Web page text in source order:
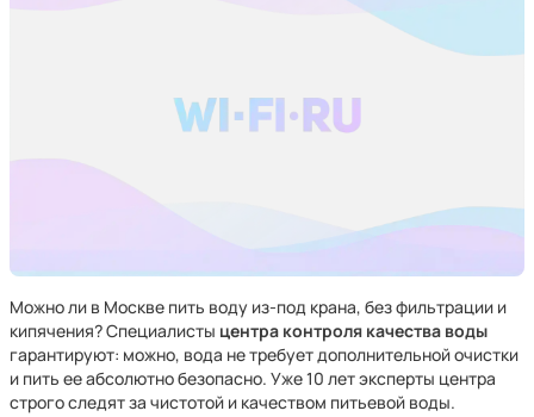
Можно ли в Москве пить воду из-под крана, без фильтрации и
кипячения? Специалисты центра контроля качества воды
гарантируют: можно, вода не требует дополнительной очистки
и пить ее абсолютно безопасно. Уже 10 лет эксперты центра
строго следят за чистотой и качеством питьевой воды.